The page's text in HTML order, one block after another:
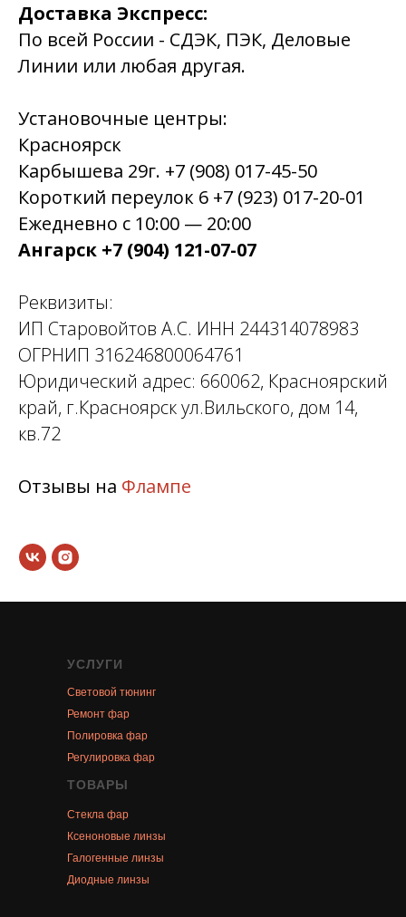
Доставка Экспресс:
По всей России - СДЭК, ПЭК, Деловые
Линии или любая другая.
Установочные центры:
Красноярск
Карбышева 29г. +7 (908) 017-45-50
Короткий переулок 6 +7 (923) 017-20-01
Ежедневно с 10:00 — 20:00
Ангарск +7 (904) 121-07-07
Реквизиты:
ИП Старовойтов А.С. ИНН 244314078983
ОГРНИП 316246800064761
Юридический адрес: 660062, Красноярский
край, г.Красноярск ул.Вильского, дом 14,
кв.72
Отзывы на Флампе
УСЛУГИ
Световой тюнинг
Ремонт фар
Полировка фар
Регулировка фар
ТОВАРЫ
Стекла фар
Ксеноновые линзы
Галогенные линзы
Диодные линзы